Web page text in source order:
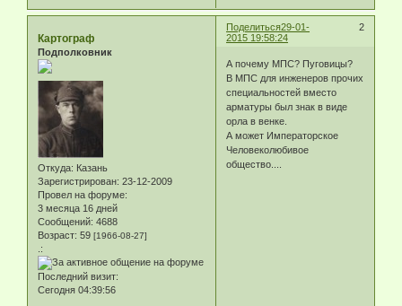
Поделиться 2
29-01-
2015 19:58:24
Картограф
Подполковник
Откуда: Казань
Зарегистрирован: 23-12-2009
Провел на форуме:
3 месяца 16 дней
Сообщений: 4688
Возраст: 59 [1966-08-27]
.:
Последний визит:
Сегодня 04:39:56
А почему МПС? Пуговицы?
В МПС для инженеров прочих
специальностей вместо
арматуры был знак в виде
орла в венке.
А может Императорское
Человеколюбивое
общество....